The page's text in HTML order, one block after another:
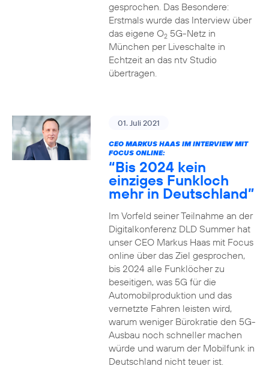
gesprochen. Das Besondere:
Erstmals wurde das Interview über
das eigene O25G-Netz in
München per Liveschalte in
Echtzeit an das ntv Studio
übertragen.
01. Juli 2021
CEO MARKUS HAAS IM INTERVIEW MIT
FOCUS ONLINE:
“Bis 2024 kein
einziges Funkloch
mehr in Deutschland”
Im Vorfeld seiner Teilnahme an der
Digitalkonferenz DLD Summer hat
unser CEO Markus Haas mit Focus
online über das Ziel gesprochen,
bis 2024 alle Funklöcher zu
beseitigen, was 5G für die
Automobilproduktion und das
vernetzte Fahren leisten wird,
warum weniger Bürokratie den 5G-
Ausbau noch schneller machen
würde und warum der Mobilfunk in
Deutschland nicht teuer ist.